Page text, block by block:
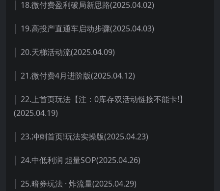
│ 18.微付费盈利破局新思路(2025.04.02)
│ 19.高投产直通车启动步骤(2025.04.03)
│ 20.天梯活动流(2025.04.09)
│ 21.微付费4月进阶版(2025.04.12)
│ 22.上首页玩法【注：0库存双活动链接不能卡!】
(2025.04.19)
│ 23.冲刺首页!玩法实操版(2025.04.23)
│ 24.中低利润 起量SOP(2025.04.26)
│ 25.暗券玩法 · 炸流量(2025.04.29)